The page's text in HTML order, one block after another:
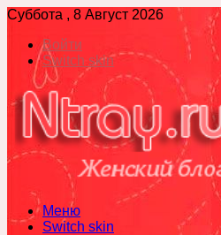
Суббота , 8 Август 2026
Войти
Switch skin
Меню
Switch skin